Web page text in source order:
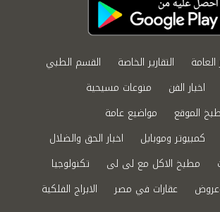
العامة التقارير الخاصة
القسم الطبي
اخبار الفن
منوعات مسيحية
الموقع
مواضيع عامة
كمبيوتر وموبايل
اخبار الحق والضلال
مطبخ الاكل مع لى لى
تكنولوجيا
عقارات في مصر
الابراج الفلكية